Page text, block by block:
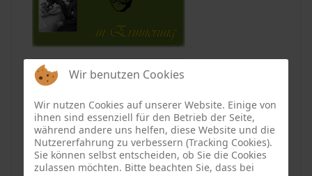
Wir benutzen Cookies
Wir nutzen Cookies auf unserer Website. Einige von
ihnen sind essenziell für den Betrieb der Seite,
während andere uns helfen, diese Website und die
Nutzererfahrung zu verbessern (Tracking Cookies).
Sie können selbst entscheiden, ob Sie die Cookies
zulassen möchten. Bitte beachten Sie, dass bei